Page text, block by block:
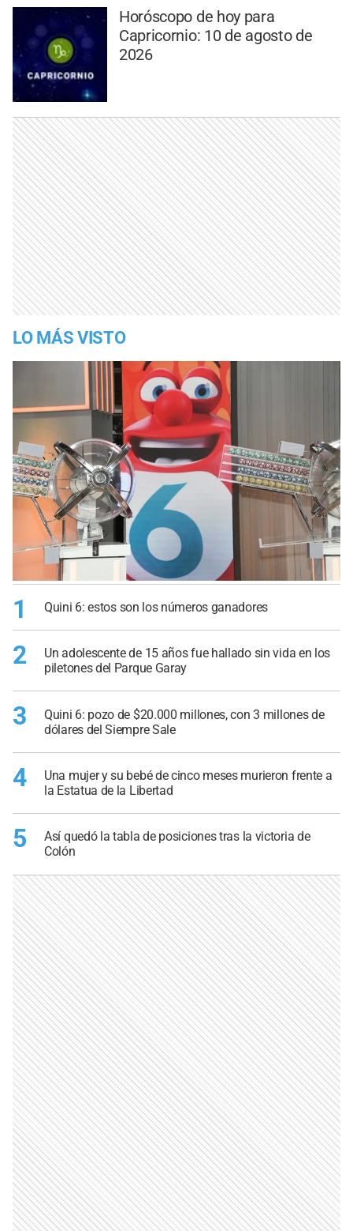
Horóscopo de hoy para
Capricornio: 10 de agosto de
2026
LO MÁS VISTO
1 Quini 6: estos son los números ganadores
2
Un adolescente de 15 años fue hallado sin vida en los
piletones del Parque Garay
3
Quini 6: pozo de $20.000 millones, con 3 millones de
dólares del Siempre Sale
4
Una mujer y su bebé de cinco meses murieron frente a
la Estatua de la Libertad
5
Así quedó la tabla de posiciones tras la victoria de
Colón